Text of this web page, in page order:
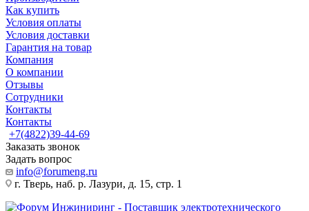
Как купить
Условия оплаты
Условия доставки
Гарантия на товар
Компания
О компании
Отзывы
Сотрудники
Контакты
Контакты
+7(4822)39-44-69
Заказать звонок
Задать вопрос
info@forumeng.ru
г. Тверь, наб. р. Лазури, д. 15, стр. 1